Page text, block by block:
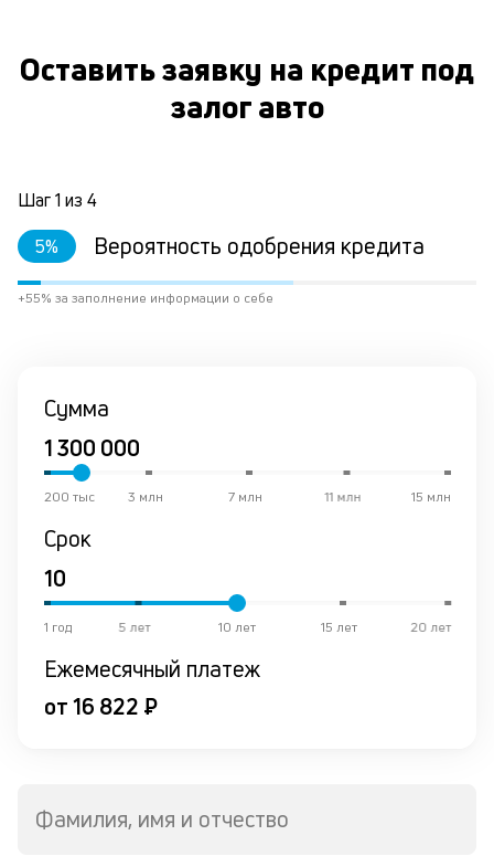
Оставить заявку на кредит под
залог авто
Шаг1 из 4
5% Вероятность одобрения кредита
+55% за заполнение информации о себе
Сумма
15 млн
11 млн
7 млн
3 млн
200 тыс
Срок
20 лет
15 лет
10 лет
5 лет
1 год
Ежемесячный платеж
от 16 822 ₽
Фамилия, имя и отчество